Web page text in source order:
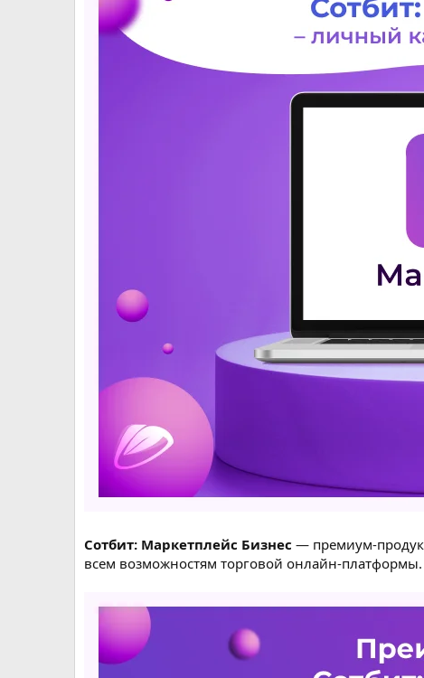
Сотбит: Маркетплейс Бизнес — премиум-
всем возможностям торговой онлайн-платформы.